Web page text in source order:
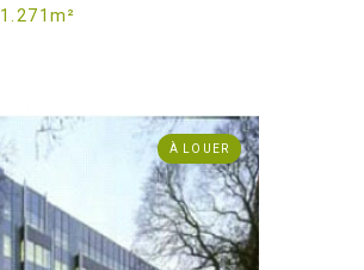
1.271m²
À LOUER